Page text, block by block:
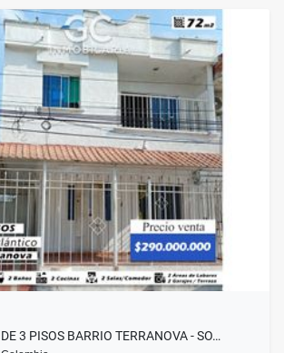
3 PISOS BARRIO TERRANOVA - SO…